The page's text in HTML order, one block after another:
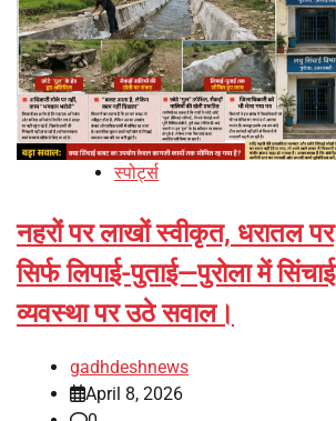
स्पोर्ट्स
नहरों पर लाखों स्वीकृत, धरातल पर
सिर्फ लिपाई-पुताई—पुरोला में सिंचाई
व्यवस्था पर उठे सवाल।
gadhdeshnews
April 8, 2026